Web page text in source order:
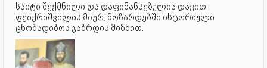
საიტი შექმნილი და დაფინანსებულია დავით
ფეიქრიშვილის მიერ, მოზარდებში ისტორიული
ცნობადიბოს გაზრდის მიზნით.